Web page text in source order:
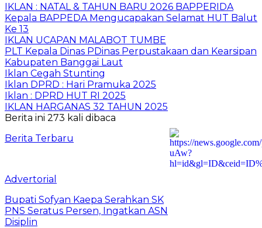
IKLAN : NATAL & TAHUN BARU 2026 BAPPERIDA
Kepala BAPPEDA Mengucapakan Selamat HUT Balut
Ke 13
IKLAN UCAPAN MALABOT TUMBE
PLT Kepala Dinas PDinas Perpustakaan dan Kearsipan
Kabupaten Banggai Laut
Iklan Cegah Stunting
Iklan DPRD : Hari Pramuka 2025
Iklan : DPRD HUT RI 2025
IKLAN HARGANAS 32 TAHUN 2025
Berita ini 273 kali dibaca
Berita Terbaru
Advertorial
Bupati Sofyan Kaepa Serahkan SK
PNS Seratus Persen, Ingatkan ASN
Disiplin